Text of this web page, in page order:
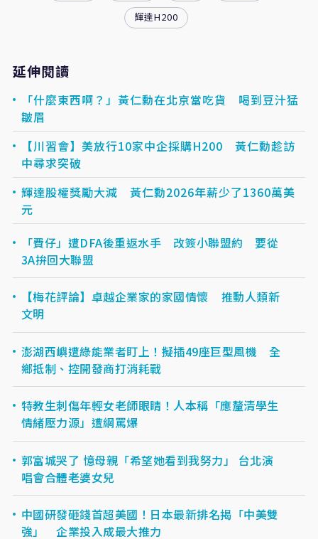
輝達H200
延伸閱讀
「什麼東西啊？」黃仁勳在北京當吃貨 喝到豆汁猛
皺眉
【川習會】美放行10家中企採購H200 黃仁勳趁訪
中尋求突破
輝達股權獎勵大減 黃仁勳2026年薪少了1360萬美
元
「費仔」遭DFA後重返水手 改簽小聯盟約 要從
3A拚回大聯盟
【梅花評論】卓越企業家的家國情懷 推動人類新
文明
澎湖西嶼遭綠能業者盯上！擬插49座巨型風機 全
鄉抵制、控開發商打消耗戰
特教生刺傷年輕女老師眼睛！人本稱「應釐清學生
情緒壓力源」遭網罵爆
郭富城哭了 憶母親「希望她看到我努力」 台北演
唱會合體老婆女兒
中國研發砸錢首超美國！日本最新排名揭「中美雙
強」 企業投入成最大推力